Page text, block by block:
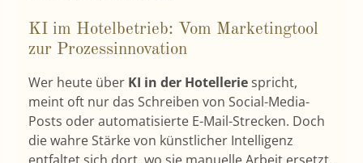
KI im Hotelbetrieb: Vom Marketingtool
zur Prozessinnovation
Wer heute über KI in der Hotelleriespricht,
meint oft nur das Schreiben von Social-Media-
Posts oder automatisierte E-Mail-Strecken. Doch
die wahre Stärke von künstlicher Intelligenz